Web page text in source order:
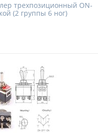
трехпозиционный ON-
(2 группы 6 ног)